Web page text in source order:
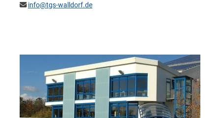
info@tgs-walldorf.de